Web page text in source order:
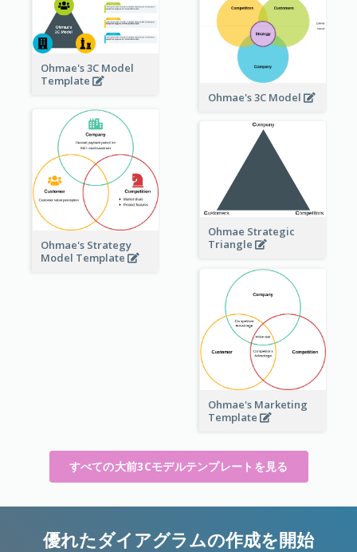
Ohmae's 3C Model
Template
Ohmae's 3C Model
Ohmae's Strategy
Model Template
Ohmae Strategic
Triangle
Ohmae's Marketing
Template
すべての大前3Cモデルテンプレートを見る
優れたダイアグラムの作成を開始